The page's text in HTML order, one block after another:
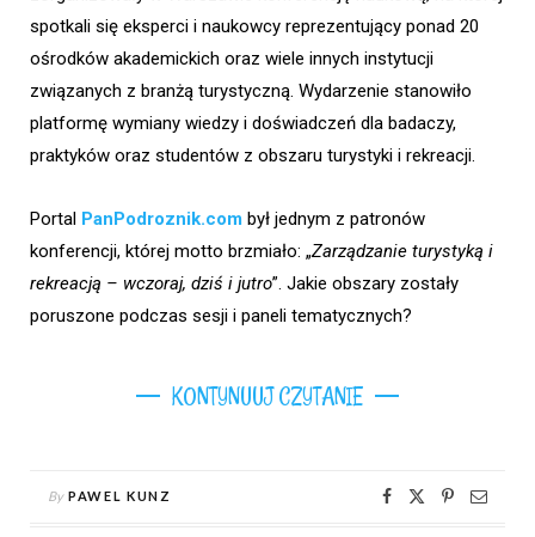
spotkali się eksperci i naukowcy reprezentujący ponad 20
ośrodków akademickich oraz wiele innych instytucji
związanych z branżą turystyczną. Wydarzenie stanowiło
platformę wymiany wiedzy i doświadczeń dla badaczy,
praktyków oraz studentów z obszaru turystyki i rekreacji.
Portal PanPodroznik.com był jednym z patronów
konferencji, której motto brzmiało: „Zarządzanie turystyką i
rekreacją – wczoraj, dziś i jutro”. Jakie obszary zostały
poruszone podczas sesji i paneli tematycznych?
KONTYNUUJ CZYTANIE
By PAWEL KUNZ